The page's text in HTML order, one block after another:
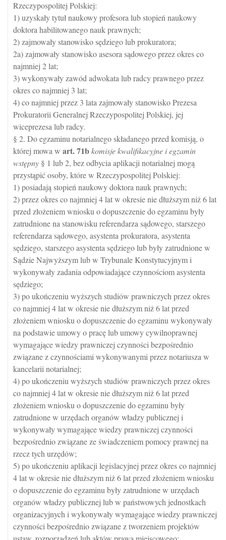
Rzeczypospolitej Polskiej:
1) uzyskały tytuł naukowy profesora lub stopień naukowy
doktora habilitowanego nauk prawnych;
2) zajmowały stanowisko sędziego lub prokuratora;
2a) zajmowały stanowisko asesora sądowego przez okres co
najmniej 2 lat;
3) wykonywały zawód adwokata lub radcy prawnego przez
okres co najmniej 3 lat;
4) co najmniej przez 3 lata zajmowały stanowisko Prezesa
Prokuratorii Generalnej Rzeczypospolitej Polskiej, jej
wiceprezesa lub radcy.
§ 2. Do egzaminu notarialnego składanego przed komisją, o
której mowa w art.71bkomisje kwalifikacyjne i egzamin
wstępny § 1 lub 2, bez odbycia aplikacji notarialnej mogą
przystąpić osoby, które w Rzeczypospolitej Polskiej:
1) posiadają stopień naukowy doktora nauk prawnych;
2) przez okres co najmniej 4 lat w okresie nie dłuższym niż 6 lat
przed złożeniem wniosku o dopuszczenie do egzaminu były
zatrudnione na stanowisku referendarza sądowego, starszego
referendarza sądowego, asystenta prokuratora, asystenta
sędziego, starszego asystenta sędziego lub były zatrudnione w
Sądzie Najwyższym lub w Trybunale Konstytucyjnym i
wykonywały zadania odpowiadające czynnościom asystenta
sędziego;
3) po ukończeniu wyższych studiów prawniczych przez okres
co najmniej 4 lat w okresie nie dłuższym niż 6 lat przed
złożeniem wniosku o dopuszczenie do egzaminu wykonywały
na podstawie umowy o pracę lub umowy cywilnoprawnej
wymagające wiedzy prawniczej czynności bezpośrednio
związane z czynnościami wykonywanymi przez notariusza w
kancelarii notarialnej;
4) po ukończeniu wyższych studiów prawniczych przez okres
co najmniej 4 lat w okresie nie dłuższym niż 6 lat przed
złożeniem wniosku o dopuszczenie do egzaminu były
zatrudnione w urzędach organów władzy publicznej i
wykonywały wymagające wiedzy prawniczej czynności
bezpośrednio związane ze świadczeniem pomocy prawnej na
rzecz tych urzędów;
5) po ukończeniu aplikacji legislacyjnej przez okres co najmniej
4 lat w okresie nie dłuższym niż 6 lat przed złożeniem wniosku
o dopuszczenie do egzaminu były zatrudnione w urzędach
organów władzy publicznej lub w państwowych jednostkach
organizacyjnych i wykonywały wymagające wiedzy prawniczej
czynności bezpośrednio związane z tworzeniem projektów